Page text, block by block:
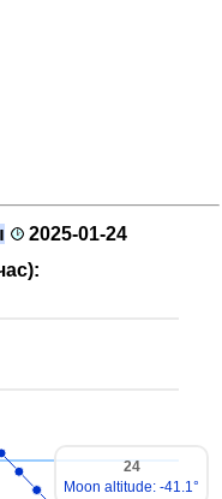
2025-01-24
24
Moon altitude: -41.1°